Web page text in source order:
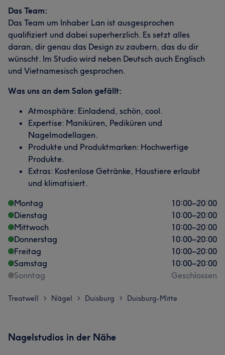
Das Team:
Das Team um Inhaber Lan ist ausgesprochen
qualifiziert und dabei superherzlich. Es setzt alles
daran, dir genau das Design zu zaubern, das du dir
wünscht. Im Studio wird neben Deutsch auch Englisch
und Vietnamesisch gesprochen.
Was uns an dem Salon gefällt:
Atmosphäre: Einladend, schön, cool.
Expertise: Maniküren, Pediküren und
Nagelmodellagen.
Produkte und Produktmarken: Hochwertige
Produkte.
Extras: Kostenlose Getränke, Haustiere erlaubt
und klimatisiert.
Montag
10:00–20:00
Dienstag
10:00–20:00
Mittwoch
10:00–20:00
Donnerstag
10:00–20:00
Freitag
10:00–20:00
Samstag
10:00–20:00
Sonntag
Geschlossen
Treatwell > Nägel > Duisburg > Duisburg-Mitte
Nagelstudios in der Nähe